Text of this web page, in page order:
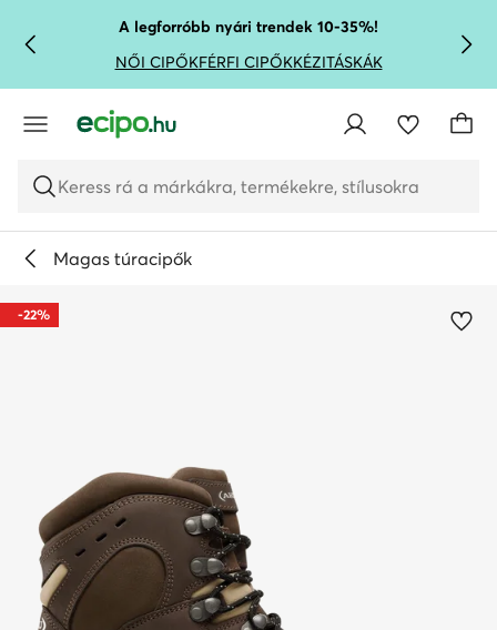
UGRÁS A FŐ TARTALOMRA
UGRÁS A KERESÉSHEZA legforróbb nyári trendek 10-35%!
NŐI CIPŐKFÉRFI CIPŐKKÉZITÁSKÁK
Keress rá a márkákra, termékekre, stílusokra
Magas túracipők
-22%